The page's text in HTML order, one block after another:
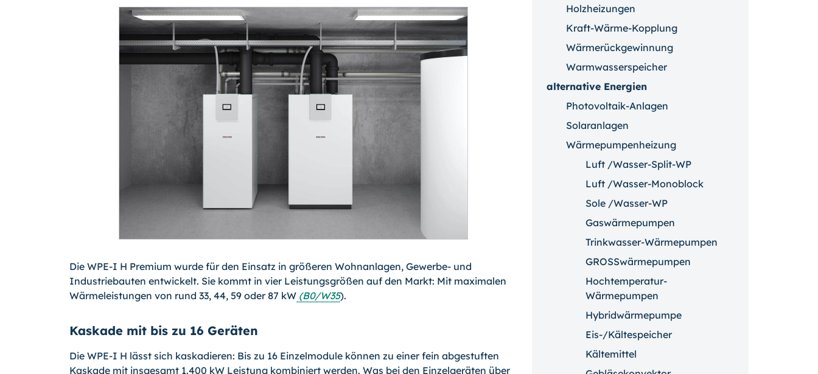
Die WPE-I H Premium wurde für den Einsatz in größeren Wohnanlagen, Gewerbe- und
Industriebauten entwickelt. Sie kommt in vier Leistungsgrößen auf den Markt: Mit maximalen
Wärmeleistungen von rund 33, 44, 59 oder 87 kW (B0/W35).
Kaskade mit bis zu 16 Geräten
Die WPE-I H lässt sich kaskadieren: Bis zu 16 Einzelmodule können zu einer fein abgestuften
Kaskade mit insgesamt 1.400 kW Leistung kombiniert werden. Was bei den Einzelgeräten über
Holzheizungen
Kraft-Wärme-Kopplung
Wärmerückgewinnung
Warmwasserspeicher
alternative Energien
Photovoltaik-Anlagen
Solaranlagen
Wärmepumpenheizung
Luft /Wasser-Split-WP
Luft /Wasser-Monoblock
Sole /Wasser-WP
Gaswärmepumpen
Trinkwasser-Wärmepumpen
GROSSwärmepumpen
Hochtemperatur-
Wärmepumpen
Hybridwärmepumpe
Eis-/Kältespeicher
Kältemittel